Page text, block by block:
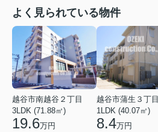
よく見られている物件
越谷市南越谷２丁目
3LDK (71.88㎡)
19.6万円
越谷市蒲生３丁目
1LDK (40.07㎡)
8.4万円